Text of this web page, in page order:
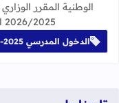
الوطنية المقرر
2026/2025 الذي يهدف إلى تحديد مختلف…
الدخول المدرسي 2025-2026